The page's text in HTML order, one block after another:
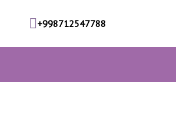
+998712547788